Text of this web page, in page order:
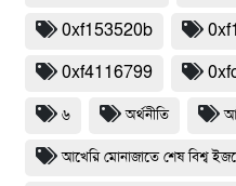
0xf153520b
0xf4116799
৬ অর্থনীতি
আখেরি মোনাজাতে শেষ বিশ্ব